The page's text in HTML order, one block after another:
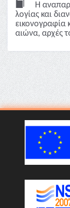
Η
λoγίας και
εικονογραφία
αιώνα, αρχές